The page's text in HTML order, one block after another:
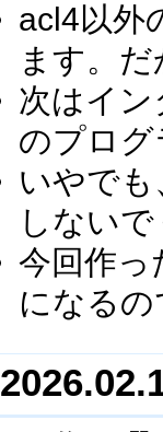
acl4以外
ます。
次はイ
のプロ
いやで
しない
今回作っ
になる